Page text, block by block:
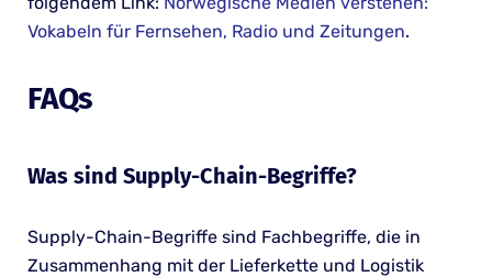
Vokabeln für Fernsehen, Radio und Zeitungen.
FAQs
Was sind Supply-Chain-Begriffe?
Supply-Chain-Begriffe sind Fachbegriffe, die in
Zusammenhang mit der Lieferkette und Logistik